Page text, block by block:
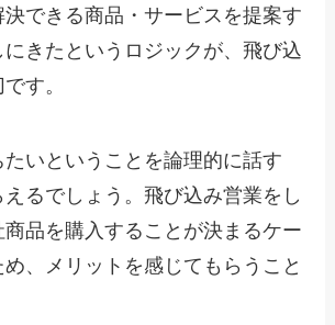
できる商品・サービスを提案す
きたというロジックが、飛び込
す。
いということを論理的に話す
るでしょう。飛び込み営業をし
品を購入することが決まるケー
、メリットを感じてもらうこと